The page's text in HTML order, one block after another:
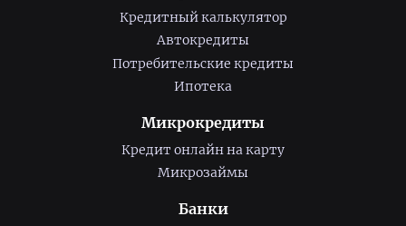
Кредитный калькулятор
Автокредиты
Потребительские кредиты
Ипотека
Микрокредиты
Кредит онлайн на карту
Микрозаймы
Банки